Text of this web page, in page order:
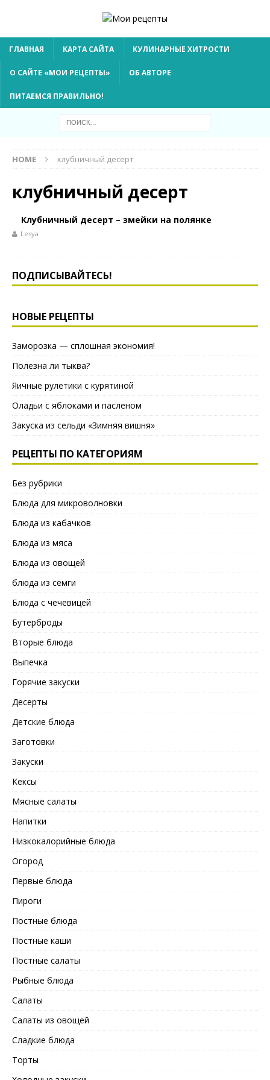
ГЛАВНАЯ КАРТА САЙТА КУЛИНАРНЫЕ ХИТРОСТИ
О САЙТЕ «МОИ РЕЦЕПТЫ» ОБ АВТОРЕ
ПИТАЕМСЯ ПРАВИЛЬНО!
HOME клубничный десерт
клубничный десерт
Клубничный десерт – змейки на полянке
Lesya
ПОДПИСЫВАЙТЕСЬ!
НОВЫЕ РЕЦЕПТЫ
Заморозка — сплошная экономия!
Полезна ли тыква?
Яичные рулетики с курятиной
Оладьи с яблоками и пасленом
Закуска из сельди «Зимняя вишня»
РЕЦЕПТЫ ПО КАТЕГОРИЯМ
Без рубрики
Блюда для микроволновки
Блюда из кабачков
Блюда из мяса
Блюда из овощей
блюда из сёмги
Блюда с чечевицей
Бутерброды
Вторые блюда
Выпечка
Горячие закуски
Десерты
Детские блюда
Заготовки
Закуски
Кексы
Мясные салаты
Напитки
Низкокалорийные блюда
Огород
Первые блюда
Пироги
Постные блюда
Постные каши
Постные салаты
Рыбные блюда
Салаты
Салаты из овощей
Сладкие блюда
Торты